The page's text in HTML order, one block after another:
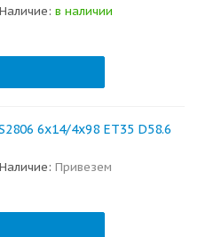
Наличие: в наличии
6x14/4x98 ET35 D58.6
Наличие: Привезем